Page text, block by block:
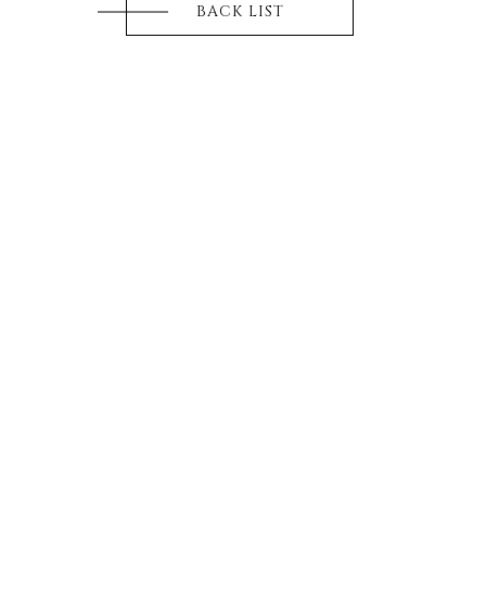
BACK LIST